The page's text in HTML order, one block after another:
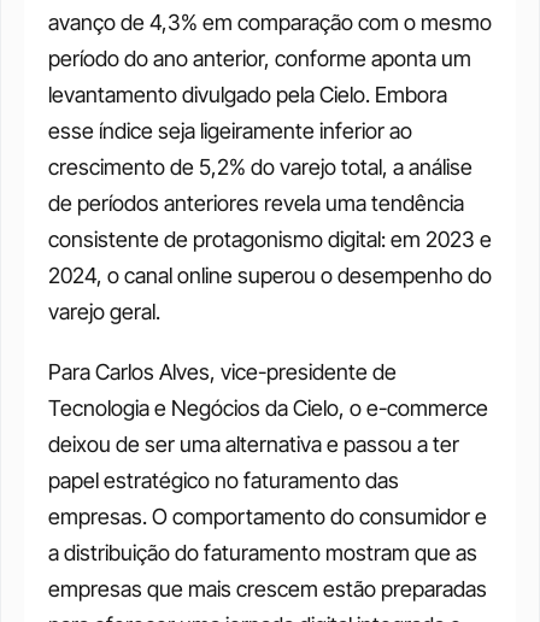
avanço de 4,3% em comparação com o mesmo
período do ano anterior, conforme aponta um
levantamento divulgado pela Cielo. Embora
esse índice seja ligeiramente inferior ao
crescimento de 5,2% do varejo total, a análise
de períodos anteriores revela uma tendência
consistente de protagonismo digital: em 2023 e
2024, o canal online superou o desempenho do
varejo geral.
Para Carlos Alves, vice-presidente de
Tecnologia e Negócios da Cielo, o e-commerce
deixou de ser uma alternativa e passou a ter
papel estratégico no faturamento das
empresas. O comportamento do consumidor e
a distribuição do faturamento mostram que as
empresas que mais crescem estão preparadas